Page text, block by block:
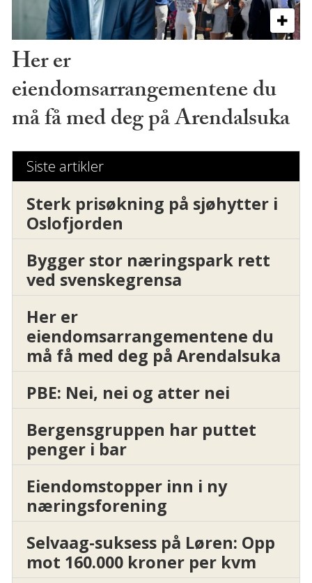
Her er
eiendomsarrangementene du
må få med deg på Arendalsuka
Siste artikler
Sterk prisøkning på sjøhytter i
Oslofjorden
Bygger stor næringspark rett
ved svenskegrensa
Her er
eiendomsarrangementene du
må få med deg på Arendalsuka
PBE: Nei, nei og atter nei
Bergensgruppen har puttet
penger i bar
Eiendomstopper inn i ny
næringsforening
Selvaag-suksess på Løren: Opp
mot 160.000 kroner per kvm